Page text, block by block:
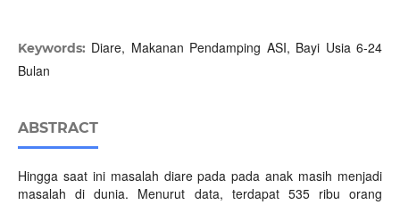
Keywords: Diare, Makanan Pendamping ASI, Bayi Usia 6-24
Bulan
ABSTRACT
Hingga saat ini masalah diare pada pada anak masih menjadi
masalah di dunia. Menurut data, terdapat 535 ribu orang